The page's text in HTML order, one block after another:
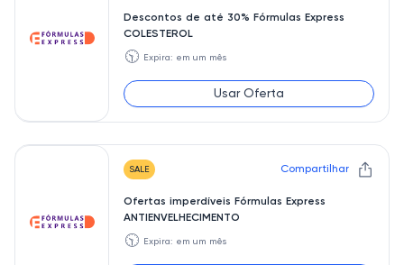
Descontos de até 30% Fórmulas Express
COLESTEROL
🕥 Expira: em um mês
Usar Oferta
SALE Compartilhar
Ofertas imperdíveis Fórmulas Express
ANTIENVELHECIMENTO
🕥 Expira: em um mês